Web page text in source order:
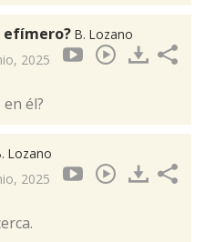
efímero? B. Lozano
2025
él?
Lozano
2025